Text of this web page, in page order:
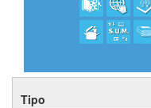
Tipo